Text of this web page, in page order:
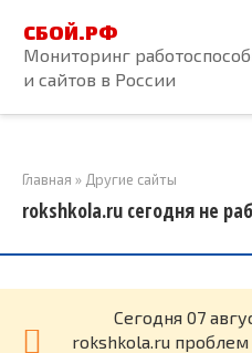
контенту
СБОЙ.РФ
Мониторинг
и сайтов в России
Главная » Другие сайты
rokshkola.ru сегодня не
Cегодня 07
rokshkola.ru